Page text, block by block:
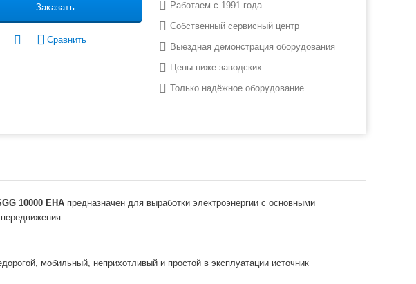
Заказать
Сравнить
Работаем с 1991 года
Собственный сервисный центр
Выездная демонстрация оборудования
Цены ниже заводских
Только надёжное оборудование
10000 EHАпредназначен для выработки электроэнергии с основными
мобильный, неприхотливый и простой в эксплуатации источник